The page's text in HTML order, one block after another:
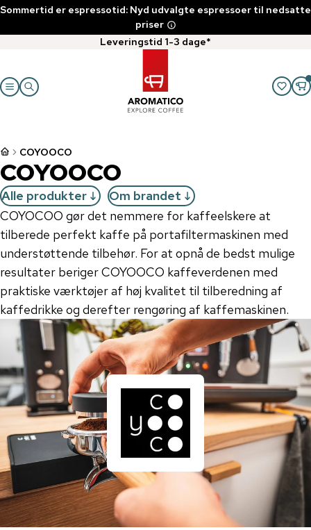
Sommertid er espressotid: Nyd udvalgte espressoer til nedsatte
priser
Leveringstid 1-3 dage*
COYOOCO
COYOOCO
Alle produkter
Om brandet
COYOCOO gør det nemmere for kaffeelskere at
tilberede perfekt kaffe på portafiltermaskinen med
understøttende tilbehør. For at opnå de bedst mulige
resultater beriger COYOOCO kaffeverdenen med
praktiske værktøjer af høj kvalitet til tilberedning af
kaffedrikke og derefter rengøring af kaffemaskinen.